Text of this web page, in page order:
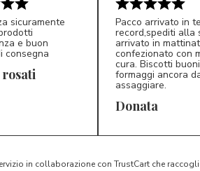
sicuramente
e buon
consegna
D*
Pacco arrivato in
record,spediti alla
arrivato in
confezionato con
cura. Biscotti
formaggi ancora
assaggiare.
Donata
in collaborazione con TrustCart che